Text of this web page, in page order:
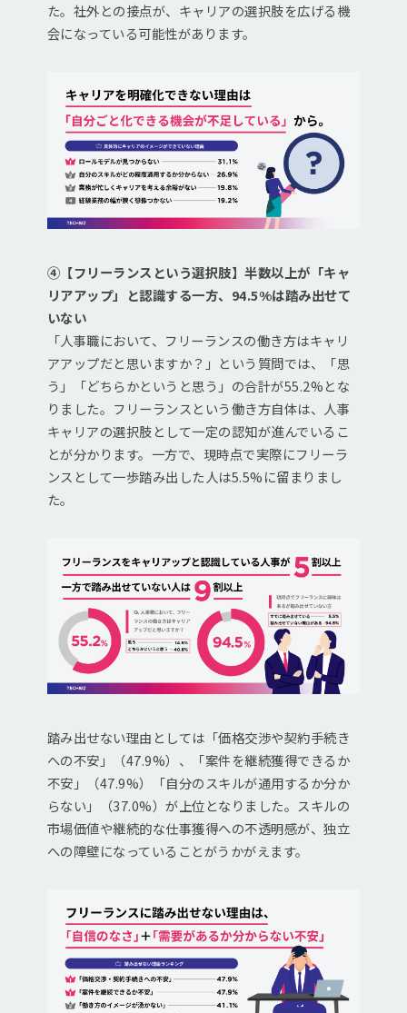
た。社外との接点が、キャリアの選択肢を広げる機
会になっている可能性があります。
④【フリーランスという選択肢】半数以上が「キャ
リアアップ」と認識する一方、94.5%は踏み出せて
いない
「人事職において、フリーランスの働き方はキャリ
アアップだと思いますか？」という質問では、「思
う」「どちらかというと思う」の合計が55.2%とな
りました。フリーランスという働き方自体は、人事
キャリアの選択肢として一定の認知が進んでいるこ
とが分かります。一方で、現時点で実際にフリーラ
ンスとして一歩踏み出した人は5.5%に留まりまし
た。
踏み出せない理由としては「価格交渉や契約手続き
への不安」（47.9%）、「案件を継続獲得できるか
不安」（47.9%）「自分のスキルが通用するか分か
らない」（37.0%）が上位となりました。スキルの
市場価値や継続的な仕事獲得への不透明感が、独立
への障壁になっていることがうかがえます。